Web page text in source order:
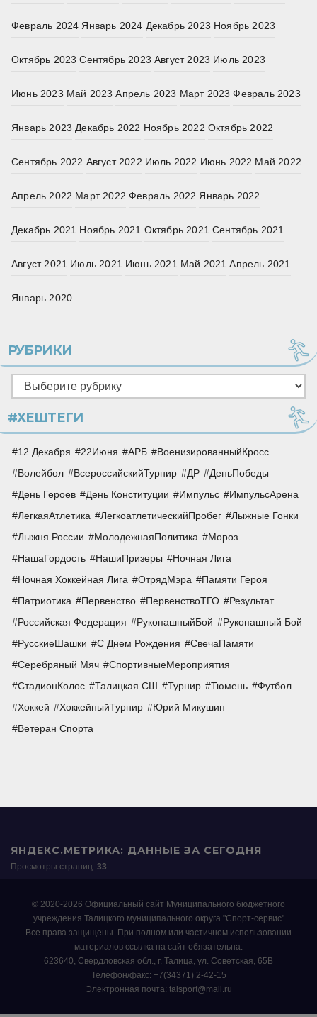
Февраль 2024 Январь 2024 Декабрь 2023 Ноябрь 2023
Октябрь 2023 Сентябрь 2023 Август 2023 Июль 2023
Июнь 2023 Май 2023 Апрель 2023 Март 2023 Февраль 2023
Январь 2023 Декабрь 2022 Ноябрь 2022 Октябрь 2022
Сентябрь 2022 Август 2022 Июль 2022 Июнь 2022 Май 2022
Апрель 2022 Март 2022 Февраль 2022 Январь 2022
Декабрь 2021 Ноябрь 2021 Октябрь 2021 Сентябрь 2021
Август 2021 Июль 2021 Июнь 2021 Май 2021 Апрель 2021
Январь 2020
РУБРИКИ
Рубрики
#ХЕШТЕГИ
12 Декабря 22Июня АРБ
ВоенизированныйКросс
Волейбол
ВсероссийскийТурнир ДР
ДеньПобеды
День Героев
День Конституции Импульс
ИмпульсАрена
ЛегкаяАтлетика
ЛегкоатлетическийПробег
Лыжные Гонки
Лыжня России
МолодежнаяПолитика
Мороз
НашаГордость
НашиПризеры
Ночная Лига
Ночная Хоккейная Лига
ОтрядМэра
Памяти Героя
Патриотика
Первенство ПервенствоТГО
Результат
Российская Федерация
РукопашныйБой
Рукопашный Бой
РусскиеШашки
С Днем Рождения
СвечаПамяти
Серебряный Мяч
СпортивныеМероприятия
СтадионКолос
Талицкая СШ Турнир Тюмень
Футбол
Хоккей
ХоккейныйТурнир
Юрий Микушин
Ветеран Спорта
ЯНДЕКС.МЕТРИКА: ДАННЫЕ ЗА СЕГОДНЯ
Просмотры страниц: 33
© 2020-2026 Официальный сайт Муниципального бюджетного
учреждения Талицкого муниципального округа "Спорт-сервис"
Все права защищены. При полном или частичном использовании
материалов ссылка на сайт обязательна.
623640, Свердловская обл., г. Талица, ул. Советская, 65В
Телефон/факс: +7(34371) 2-42-15
Электронная почта: talsport@mail.ru